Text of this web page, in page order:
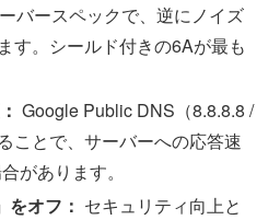
バースペックで、逆にノイズ
す。シールド付きの6Aが最も
Google Public DNS（8.8.8.8 /
ことで、サーバーへの応答速
があります。
オフ： セキュリティ向上と